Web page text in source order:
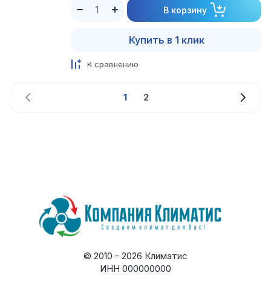
В корзину
Купить в 1 клик
К сравнению
1 2
© 2010 - 2026 Климатис
ИНН 000000000